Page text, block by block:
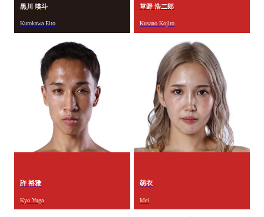
黒川 瑛斗
Kurokawa Eito
草野 浩二郎
Kusano Kojiro
許 裕雅
Kyo Yuga
萌衣
Mei